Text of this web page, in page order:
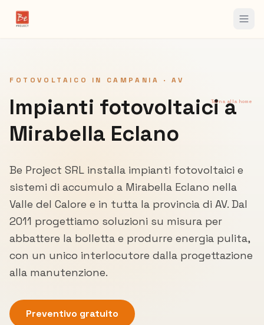
Torna alla home
FOTOVOLTAICO IN CAMPANIA ·AV
Impianti fotovoltaici a
Mirabella Eclano
Be Project SRL installa impianti fotovoltaici e
sistemi di accumulo a Mirabella Eclano nella
Valle del Calore e in tutta la provincia di AV. Dal
2011 progettiamo soluzioni su misura per
abbattere la bolletta e produrre energia pulita,
con un unico interlocutore dalla progettazione
alla manutenzione.
Preventivo gratuito